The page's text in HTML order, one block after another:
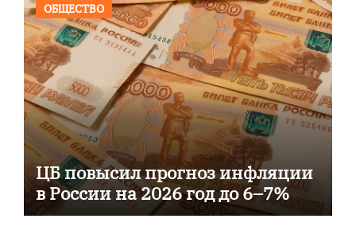
ОБЩЕСТВО
ЦБ повысил прогноз инфляции
в России на 2026 год до 6–7%